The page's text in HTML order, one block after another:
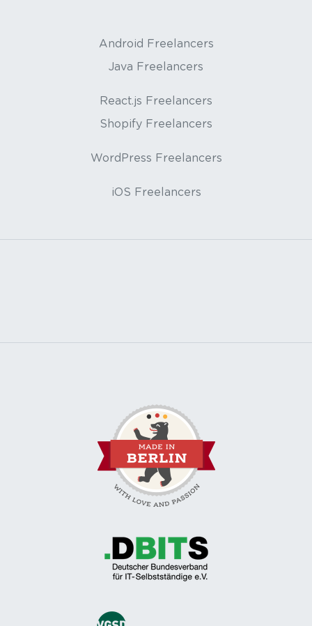
Android Freelancers
Java Freelancers
React.js Freelancers
Shopify Freelancers
WordPress Freelancers
iOS Freelancers